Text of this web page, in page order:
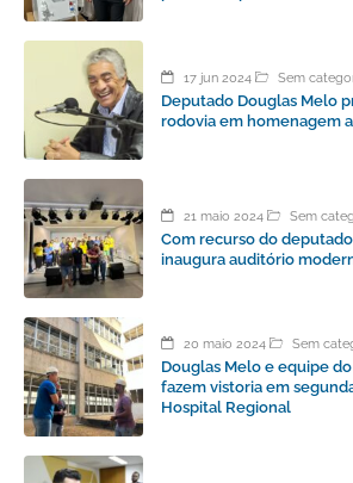
17 jun 2024 Sem
Deputado Douglas Melo
rodovia em homenagem
21 maio 2024 Sem
Com recurso do
inaugura auditório
20 maio 2024 Sem
Douglas Melo e equipe
fazem vistoria em
Hospital Regional